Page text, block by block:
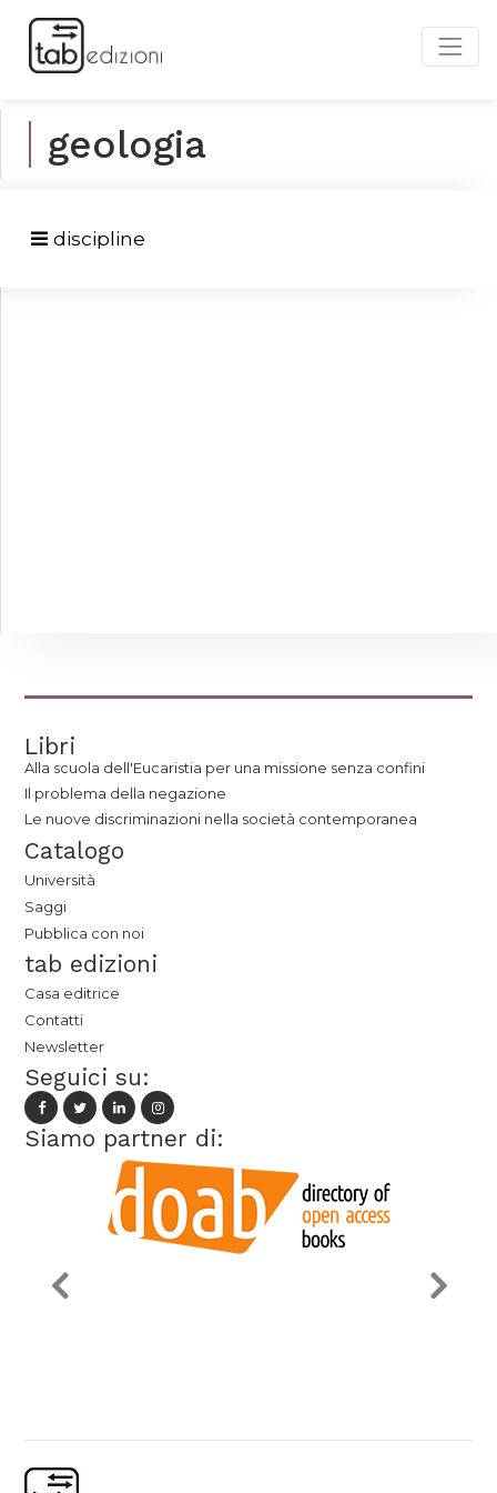
geologia
discipline
Libri
Alla scuola dell'Eucaristia per una missione senza confini
Il problema della negazione
Le nuove discriminazioni nella società contemporanea
Catalogo
Università
Saggi
Pubblica con noi
tab edizioni
Casa editrice
Contatti
Newsletter
Seguici su:
Siamo partner di: